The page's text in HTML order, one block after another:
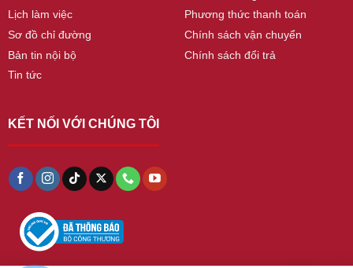
Lịch làm việc
Sơ đồ chỉ đường
Bản tin nội bộ
Tin tức
Phương thức thanh toán
Chính sách vận chuyển
Chính sách đổi trả
KẾT NỐI VỚI CHÚNG TÔI